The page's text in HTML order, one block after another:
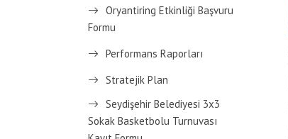
Oryantiring Etkinliği Başvuru
Formu
Performans Raporları
Stratejik Plan
Seydişehir Belediyesi 3x3
Sokak Basketbolu Turnuvası